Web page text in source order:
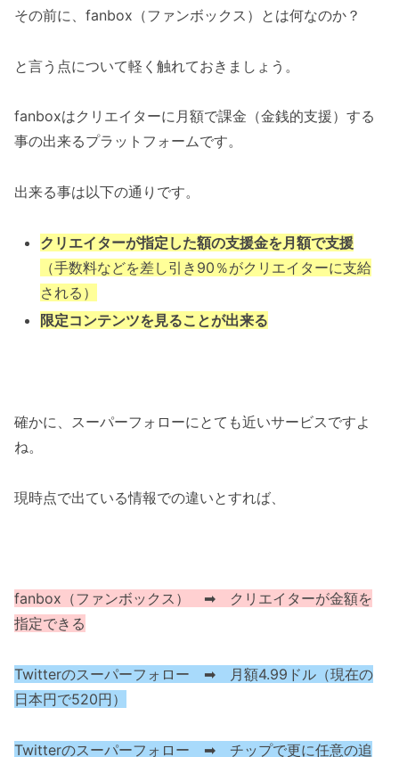
その前に、fanbox（ファンボックス）とは何なのか？
と言う点について軽く触れておきましょう。
fanboxはクリエイターに月額で課金（金銭的支援）する
事の出来るプラットフォームです。
出来る事は以下の通りです。
クリエイターが指定した額の支援金を月額で支援
（手数料などを差し引き90％がクリエイターに支給
される）
限定コンテンツを見ることが出来る
確かに、スーパーフォローにとても近いサービスですよ
ね。
現時点で出ている情報での違いとすれば、
fanbox（ファンボックス） ➡ クリエイターが金額を
指定できる
Twitterのスーパーフォロー ➡ 月額4.99ドル（現在の
日本円で520円）
Twitterのスーパーフォロー ➡ チップで更に任意の追